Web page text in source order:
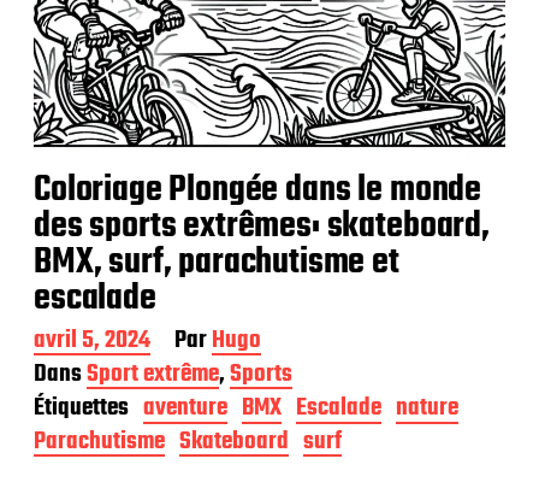
Coloriage Plongée dans le monde
des sports extrêmes: skateboard,
BMX, surf, parachutisme et
escalade
D
a
t
e
d
e
avril 5, 2024 ParHugo
DansSport extrême,Sports
Étiquettes aventure BMX Escalade nature
Parachutisme Skateboard surf